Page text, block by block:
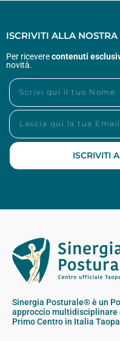
ISCRIVITI ALLA
Per riceverecontenuti
novità.
ISCRIVITI
Sinergia Posturale® è un
approccio multidisciplinare
Primo Centro in Italia